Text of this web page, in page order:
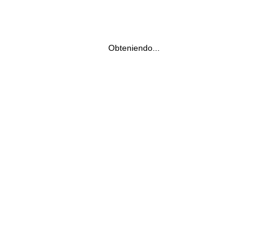
Obteniendo...